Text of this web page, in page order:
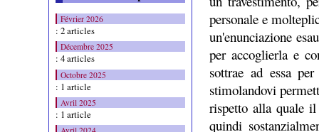
Février 2026
: 2 articles
Décembre 2025
: 4 articles
Octobre 2025
: 1 article
Avril 2025
: 1 article
personale e
un'enunciazione
per accoglierla e
sottrae ad essa
stimolandovi
rispetto alla quale il
quindi